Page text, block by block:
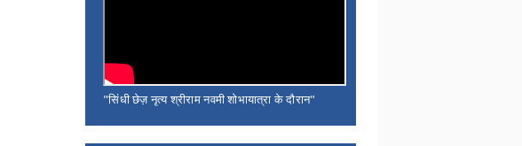
"सिंधी छेज़ नृत्य श्रीराम नवमी शोभायात्रा के दौरान"